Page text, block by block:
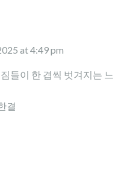
at 4:49 pm
들이 한 겹씩 벗겨지는 느
결